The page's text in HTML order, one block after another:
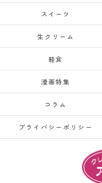
スイーツ
生クリーム
軽食
漫画特集
コラム
プライバシーポリシー